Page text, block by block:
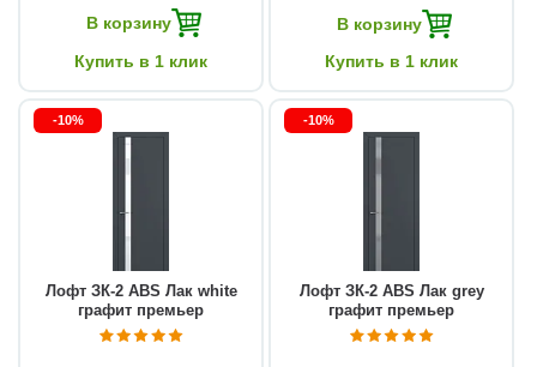
В корзину
Купить в 1 клик
В корзину
Купить в 1 клик
-10%
Лофт ЗК-2 ABS Лак white
графит премьер
-10%
Лофт ЗК-2 ABS Лак grey
графит премьер